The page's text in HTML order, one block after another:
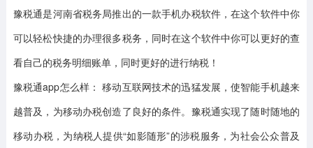
豫税通是河南省税务局推出的一款手机办税软件，在这个软件中你
可以轻松快捷的办理很多税务，同时在这个软件中你可以更好的查
看自己的税务明细账单，同时更好的进行纳税！
豫税通app怎么样： 移动互联网技术的迅猛发展，使智能手机越来
越普及，为移动办税创造了良好的条件。豫税通实现了随时随地的
移动办税，为纳税人提供“如影随形”的涉税服务，为社会公众普及